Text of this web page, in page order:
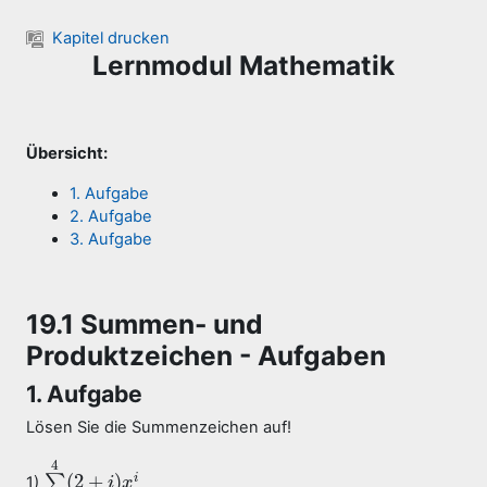
Kapitel drucken
Lernmodul Mathematik
Übersicht:
1. Aufgabe
2. Aufgabe
3. Aufgabe
19.1 Summen- und
Produktzeichen - Aufgaben
1. Aufgabe
Lösen Sie die Summenzeichen auf!
1)
4
(2 + ) i